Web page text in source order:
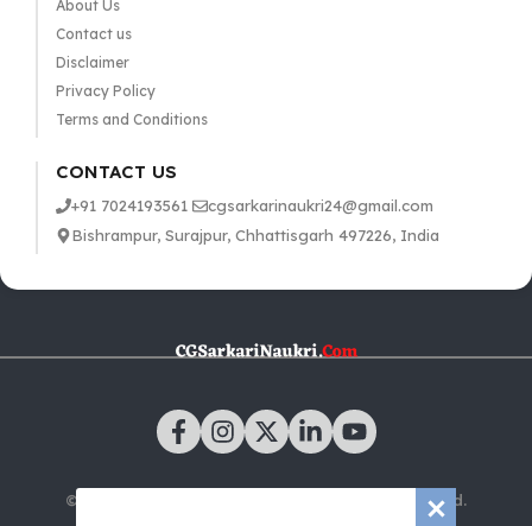
About Us
Contact us
Disclaimer
Privacy Policy
Terms and Conditions
CONTACT US
+91 7024193561
cgsarkarinaukri24@gmail.com
Bishrampur, Surajpur, Chhattisgarh 497226, India
© 2025 CGSarkariNaukri.com | All rights reserved.